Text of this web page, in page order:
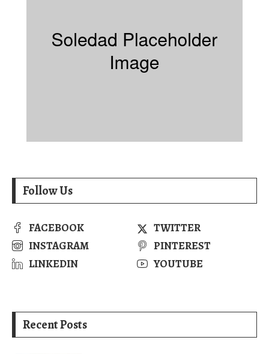
Follow Us
FACEBOOK
TWITTER
INSTAGRAM
PINTEREST
LINKEDIN
YOUTUBE
Recent Posts